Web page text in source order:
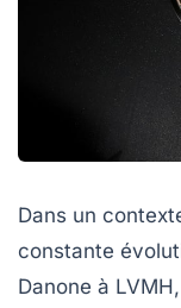
Dans un
constante
Danone à